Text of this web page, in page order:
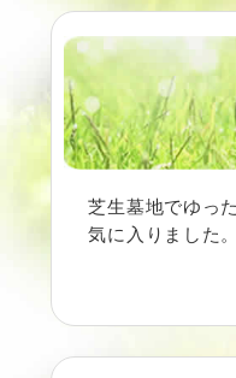
芝生墓地でゆっ
気に入りました。